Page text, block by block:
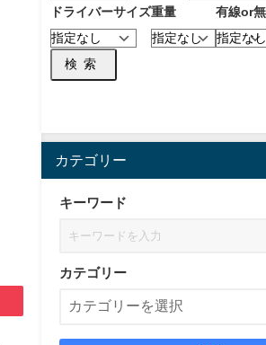
ドライバーサイズ重量 有線or
検索
カテゴリー
キーワード
カテゴリー